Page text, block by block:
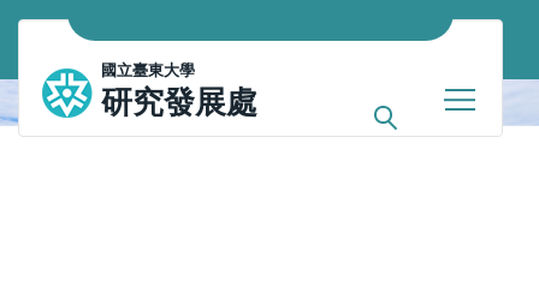
跳
主
內
國立臺東大學
研究發展處